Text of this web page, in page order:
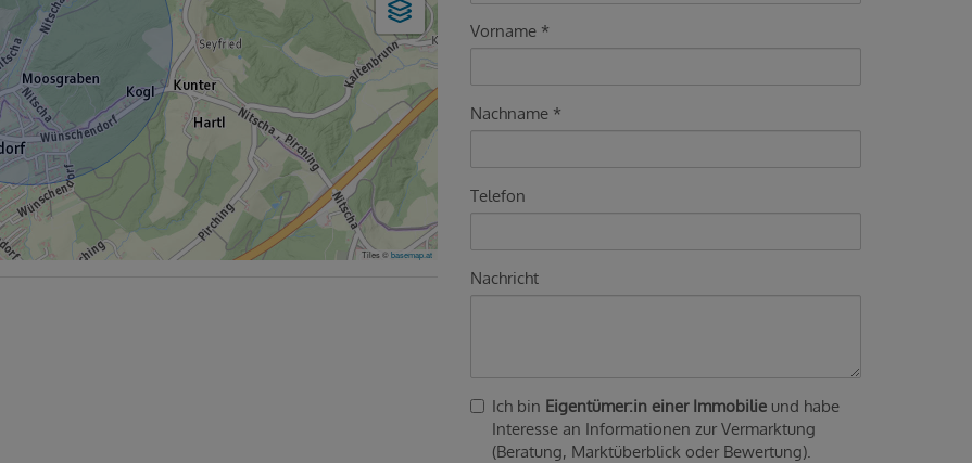
Tiles ©basemap.at
Vorname
Nachname
Telefon
Nachricht
Ich bin Eigentümer:in einer Immobilie und habe
Interesse an Informationen zur Vermarktung
(Beratung, Marktüberblick oder Bewertung).